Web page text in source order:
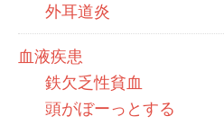
外耳道炎
血液疾患
鉄欠乏性貧血
頭がぼーっとする